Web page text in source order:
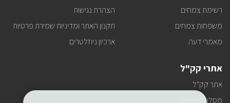
רשימת צמחים
משפחות צמחים
מאמרי דעה
הצהרת נגישות
תקנון האתר ומדיניות שמירת פרטיות
ארכיון ניוזלטרים
אתרי קק"ל
אתר קק"ל
מסלולי טיולים